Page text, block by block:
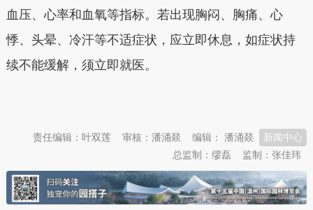
血压、心率和血氧等指标。若出现胸闷、胸痛、心
悸、头晕、冷汗等不适症状，应立即休息，如症状持
续不能缓解，须立即就医。
新闻中心
编辑： 潘涌燚
审核：潘涌燚
责任编辑：叶双莲
监制：张佳玮
总监制：缪磊